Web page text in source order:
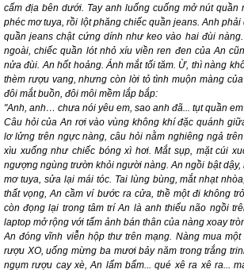
cấm địa bên dưới. Tay anh luống cuống mở nút quần
phéc mơ tuya, rồi lột phăng chiếc quần jeans. Anh
quần jeans chật cứng dính như keo vào hai đùi
ngoài, chiếc quần lót nhỏ xíu viền ren đen của An
nửa đùi. An hốt hoảng. Ánh mắt tối tăm. Ừ, thì nàng
thèm rượu vang, nhưng còn lời tỏ tình muộn màng
đôi mắt buồn, đôi môi mềm lắp bắp:
"Anh, anh… chưa nói yêu em, sao anh đã... tụt quần
Câu hỏi của An rơi vào vùng không khí đặc quánh
lơ lửng trên ngực nàng, câu hỏi nằm nghiêng ngả
xìu xuống như chiếc bóng xì hơi. Mắt sụp, mặt cúi
ngượng ngùng trườn khỏi người nàng. An ngồi bật
mơ tuya, sửa lại mái tóc. Tai lùng bùng, mắt nhạt
thất vọng, An cầm ví bước ra cửa, thề một đi không
còn đọng lại trong tâm trí An là anh thiểu não ngồi
laptop mở rộng với tấm ảnh bán thân của nàng xoay
An đóng vĩnh viễn hộp thư trên mạng. Nàng mua
rượu XO, uống mừng ba mươi bảy năm trong trắng
ngụm rượu cay xè, An lẩm bẩm...qué xê ra xê ra...